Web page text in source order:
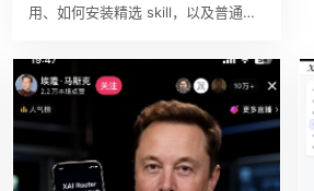
用、如何安装精选 skill，以及普通用